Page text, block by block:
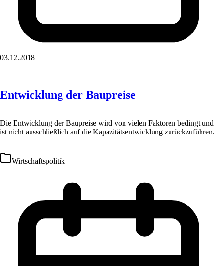
03.12.2018
Entwicklung der Baupreise
Die Entwicklung der Baupreise wird von vielen Faktoren bedingt und
ist nicht ausschließlich auf die Kapazitätsentwicklung zurückzuführen.
Wirtschaftspolitik